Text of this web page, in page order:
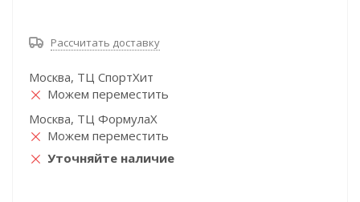
Рассчитать доставку
Москва, ТЦ СпортХит
Можем переместить
Москва, ТЦ ФормулаХ
Можем переместить
Уточняйте наличие